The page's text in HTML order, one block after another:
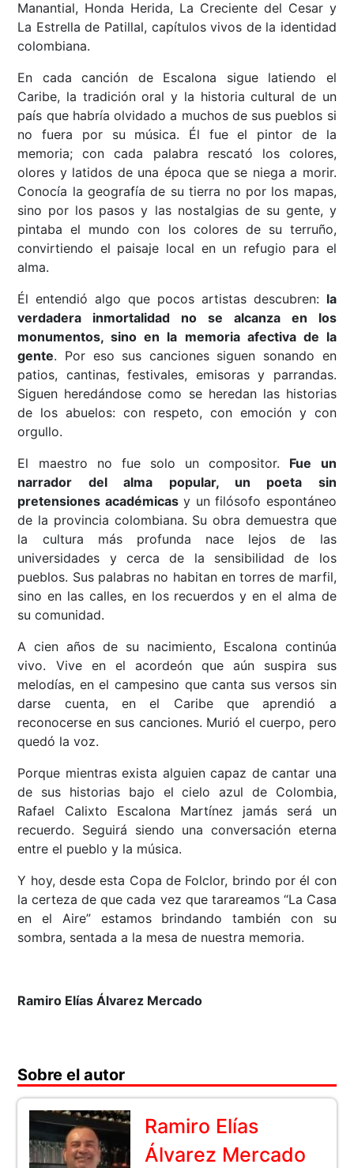
Manantial, Honda Herida, La Creciente del Cesar y
La Estrella de Patillal, capítulos vivos de la identidad
colombiana.
En cada canción de Escalona sigue latiendo el
Caribe, la tradición oral y la historia cultural de un
país que habría olvidado a muchos de sus pueblos si
no fuera por su música. Él fue el pintor de la
memoria; con cada palabra rescató los colores,
olores y latidos de una época que se niega a morir.
Conocía la geografía de su tierra no por los mapas,
sino por los pasos y las nostalgias de su gente, y
pintaba el mundo con los colores de su terruño,
convirtiendo el paisaje local en un refugio para el
alma.
Él entendió algo que pocos artistas descubren: la
verdadera inmortalidad no se alcanza en los
monumentos, sino en la memoria afectiva de la
gente. Por eso sus canciones siguen sonando en
patios, cantinas, festivales, emisoras y parrandas.
Siguen heredándose como se heredan las historias
de los abuelos: con respeto, con emoción y con
orgullo.
El maestro no fue solo un compositor. Fue un
narrador del alma popular, un poeta sin
pretensiones académicasy un filósofo espontáneo
de la provincia colombiana. Su obra demuestra que
la cultura más profunda nace lejos de las
universidades y cerca de la sensibilidad de los
pueblos. Sus palabras no habitan en torres de marfil,
sino en las calles, en los recuerdos y en el alma de
su comunidad.
A cien años de su nacimiento, Escalona continúa
vivo. Vive en el acordeón que aún suspira sus
melodías, en el campesino que canta sus versos sin
darse cuenta, en el Caribe que aprendió a
reconocerse en sus canciones. Murió el cuerpo, pero
quedó la voz.
Porque mientras exista alguien capaz de cantar una
de sus historias bajo el cielo azul de Colombia,
Rafael Calixto Escalona Martínez jamás será un
recuerdo. Seguirá siendo una conversación eterna
entre el pueblo y la música.
Y hoy, desde esta Copa de Folclor, brindo por él con
la certeza de que cada vez que tarareamos “La Casa
en el Aire” estamos brindando también con su
sombra, sentada a la mesa de nuestra memoria.
Ramiro Elías Álvarez Mercado
Sobre el autor
Ramiro Elías
Álvarez Mercado